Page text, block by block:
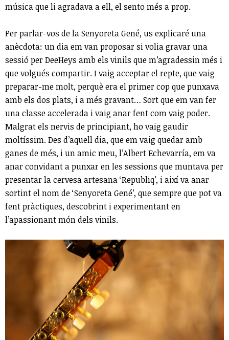
música que li agradava a ell, el sento més a prop.
Per parlar-vos de la Senyoreta Gené, us explicaré una
anècdota: un dia em van proposar si volia gravar una
sessió per DeeHeys amb els vinils que m’agradessin més i
que volgués compartir. I vaig acceptar el repte, que vaig
preparar-me molt, perquè era el primer cop que punxava
amb els dos plats, i a més gravant… Sort que em van fer
una classe accelerada i vaig anar fent com vaig poder.
Malgrat els nervis de principiant, ho vaig gaudir
moltíssim. Des d’aquell dia, que em vaig quedar amb
ganes de més, i un amic meu, l’Albert Echevarría, em va
anar convidant a punxar en les sessions que muntava per
presentar la cervesa artesana ‘Republiq’, i així va anar
sortint el nom de ‘Senyoreta Gené’, que sempre que pot va
fent pràctiques, descobrint i experimentant en
l’apassionant món dels vinils.